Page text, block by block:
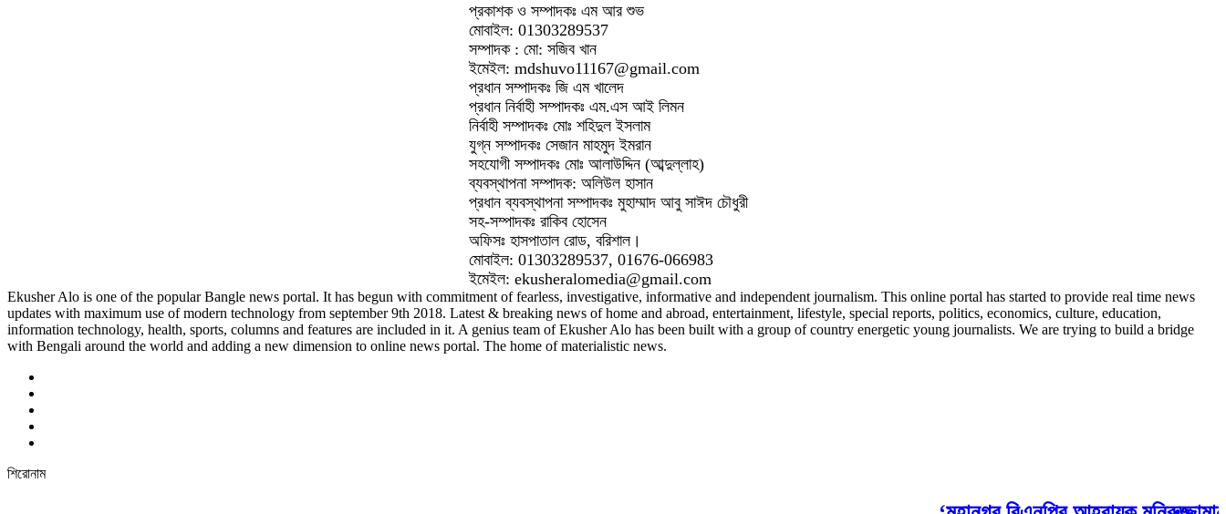
প্রকাশক ও সম্পাদকঃ এম আর শুভ
মোবাইল: 01303289537
সম্পাদক : মো: সজিব খান
ইমেইল: mdshuvo11167@gmail.com
প্রধান সম্পাদকঃ জি এম খালেদ
প্রধান নির্বাহী সম্পাদকঃ এম.এস আই লিমন
নির্বাহী সম্পাদকঃ মোঃ শহিদুল ইসলাম
যুগ্ন সম্পাদকঃ সেজান মাহমুদ ইমরান
সহযোগী সম্পাদকঃ মোঃ আলাউদ্দিন (আব্দুল্লাহ)
ব্যবস্থাপনা সম্পাদক: অলিউল হাসান
প্রধান ব্যবস্থাপনা সম্পাদকঃ মুহাম্মাদ আবু সাঈদ চৌধুরী
সহ-সম্পাদকঃ রাকিব হোসেন
অফিসঃ হাসপাতাল রোড, বরিশাল।
মোবাইল: 01303289537, 01676-066983
ইমেইল: ekusheralomedia@gmail.com
Ekusher Alo is one of the popular Bangle news portal. It has begun with commitment of fearless, investigative, informative and independent journalism. This online portal has started to provide real time news
updates with maximum use of modern technology from september 9th 2018. Latest & breaking news of home and abroad, entertainment, lifestyle, special reports, politics, economics, culture, education,
information technology, health, sports, columns and features are included in it. A genius team of Ekusher Alo has been built with a group of country energetic young journalists. We are trying to build a bridge
with Bengali around the world and adding a new dimension to online news portal. The home of materialistic news.
শিরোনাম